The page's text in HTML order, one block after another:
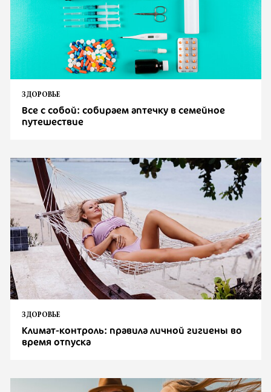
ЗДОРОВЬЕ
Все с собой: собираем аптечку в семейное
путешествие
ЗДОРОВЬЕ
Климат-контроль: правила личной гигиены во
время отпуска